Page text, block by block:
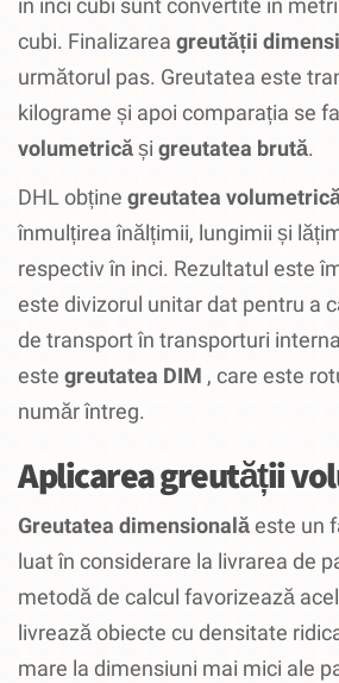
în inci cubi sunt convertite în metri
cubi. Finalizarea greutății
următorul pas. Greutatea este
kilograme și apoi comparația se
volumetricăși greutatea brută.
DHL obține greutatea
înmulțirea înălțimii, lungimii și
respectiv în inci. Rezultatul este
este divizorul unitar dat pentru a
de transport în transporturi
este greutatea DIM , care este
număr întreg.
Aplicarea greutății
Greutatea dimensionalăeste un
luat în considerare la livrarea de
metodă de calcul favorizează
livrează obiecte cu densitate
mare la dimensiuni mai mici ale